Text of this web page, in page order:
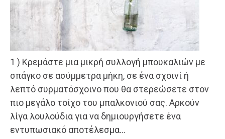
1 ) Kρεμάστε μια μικρή συλλογή μπουκαλιών με
σπάγκο σε ασύμμετρα μήκη, σε ένα σχοινί ή
λεπτό συρματόσχοινο που θα στερεώσετε στον
πιο μεγάλο τοίχο του μπαλκονιού σας. Αρκούν
λίγα λουλούδια για να δημιουργήσετε ένα
εντυπωσιακό αποτέλεσμα…